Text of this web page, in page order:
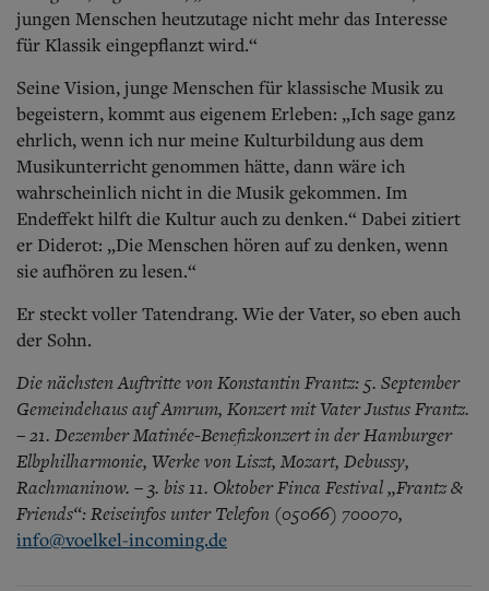
jungen Menschen heutzutage nicht mehr das Interesse
für Klassik eingepflanzt wird.“
Seine Vision, junge Menschen für klassische Musik zu
begeistern, kommt aus eigenem Erleben: „Ich sage ganz
ehrlich, wenn ich nur meine Kulturbildung aus dem
Musikunterricht genommen hätte, dann wäre ich
wahrscheinlich nicht in die Musik gekommen. Im
Endeffekt hilft die Kultur auch zu denken.“ Dabei zitiert
er Diderot: „Die Menschen hören auf zu denken, wenn
sie aufhören zu lesen.“
Er steckt voller Tatendrang. Wie der Vater, so eben auch
der Sohn.
Die nächsten Auftritte von Konstantin Frantz: 5. September
Gemeindehaus auf Amrum, Konzert mit Vater Justus Frantz.
– 21. Dezember Matinée-Benefizkonzert in der Hamburger
Elbphilharmonie, Werke von Liszt, Mozart, Debussy,
Rachmaninow. – 3. bis 11. Oktober Finca Festival „Frantz &
Friends“: Reiseinfos unter Telefon (05066) 700070,
info@voelkel-incoming.de